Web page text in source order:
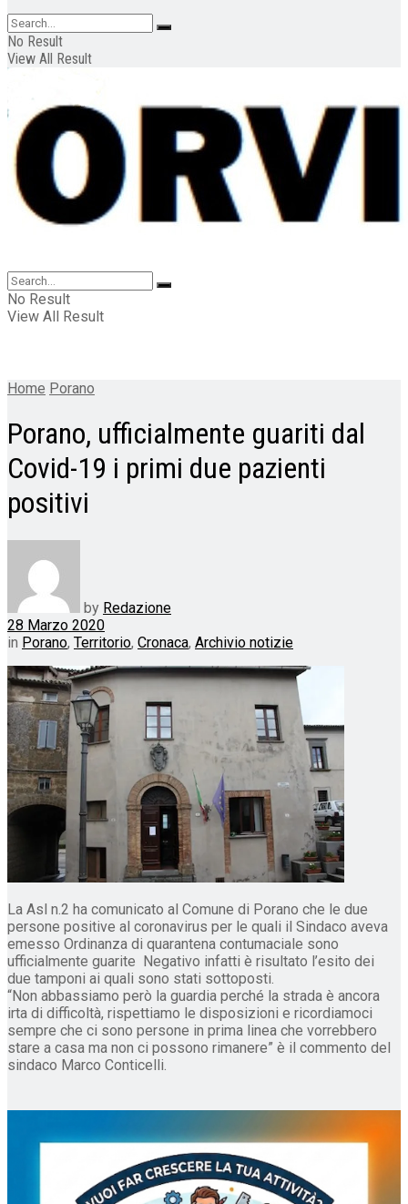
No Result
View All Result
No Result
View All Result
Home Porano
Porano, ufficialmente guariti dal
Covid-19 i primi due pazienti
positivi
by Redazione
28 Marzo 2020
in Porano, Territorio, Cronaca, Archivio notizie
La Asl n.2 ha comunicato al Comune di Porano che le due
persone positive al coronavirus per le quali il Sindaco aveva
emesso Ordinanza di quarantena contumaciale sono
ufficialmente guarite Negativo infatti è risultato l’esito dei
due tamponi ai quali sono stati sottoposti.
“Non abbassiamo però la guardia perché la strada è ancora
irta di difficoltà, rispettiamo le disposizioni e ricordiamoci
sempre che ci sono persone in prima linea che vorrebbero
stare a casa ma non ci possono rimanere” è il commento del
sindaco Marco Conticelli.